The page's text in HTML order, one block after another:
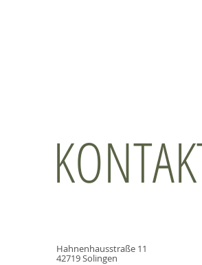
Hahnenhausstraße 11
42719 Solingen